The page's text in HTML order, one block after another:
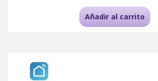
Añadir al carrito